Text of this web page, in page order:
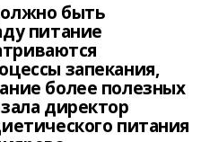
быть
питание
запекания,
более полезных
директор
питания